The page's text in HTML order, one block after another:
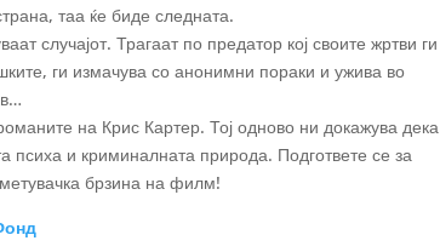
таа ќе биде следната.
случајот. Трагаат по предатор кој своите жртви ги
ги измачува со анонимни пораки и ужива во
на Крис Картер. Тој одново ни докажува дека
психа и криминалната природа. Подгответе се за
брзина на филм!